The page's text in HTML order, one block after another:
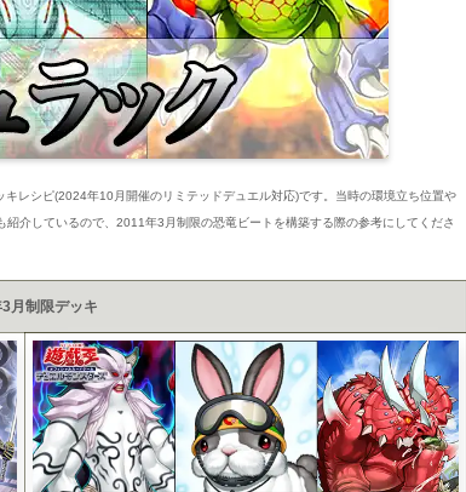
レシピ(2024年10月開催のリミテッドデュエル対応)です。当時の環境立ち位置や
介しているので、2011年3月制限の恐竜ビートを構築する際の参考にしてくださ
月制限デッキ